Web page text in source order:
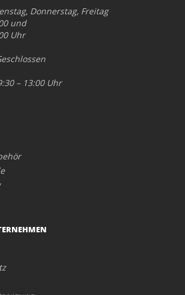
Donnerstag, Freitag
und
Uhr
– 13:00 Uhr